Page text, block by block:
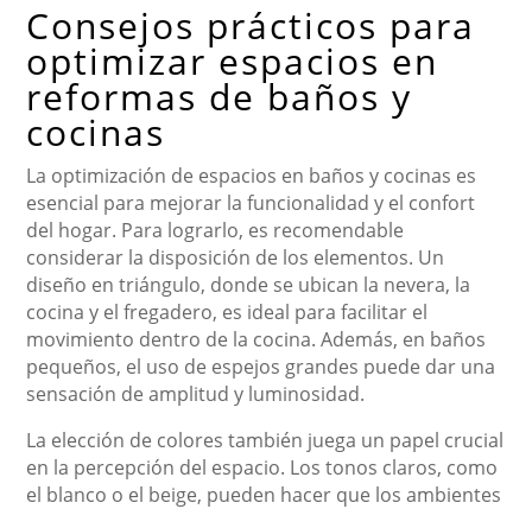
Consejos prácticos para
optimizar espacios en
reformas de baños y
cocinas
La optimización de espacios en baños y cocinas es
esencial para mejorar la funcionalidad y el confort
del hogar. Para lograrlo, es recomendable
considerar la disposición de los elementos. Un
diseño en triángulo, donde se ubican la nevera, la
cocina y el fregadero, es ideal para facilitar el
movimiento dentro de la cocina. Además, en baños
pequeños, el uso de espejos grandes puede dar una
sensación de amplitud y luminosidad.
La elección de colores también juega un papel crucial
en la percepción del espacio. Los tonos claros, como
el blanco o el beige, pueden hacer que los ambientes